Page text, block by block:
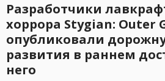
Разработчики
хоррора Stygian: Outer
опубликовали
развития в раннем
него